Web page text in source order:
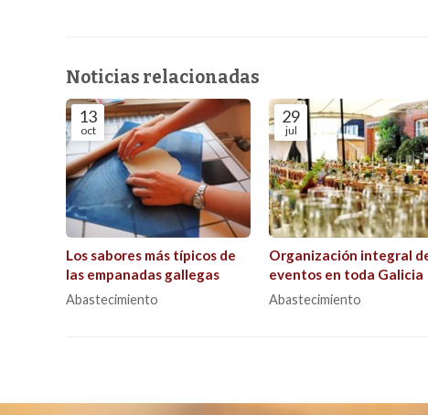
Noticias relacionadas
13
oct
Los sabores más típicos de
las empanadas gallegas
Abastecimiento
29
jul
Organización integral
eventos en toda Galicia
Abastecimiento